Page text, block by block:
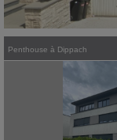
Penthouse à Dippach